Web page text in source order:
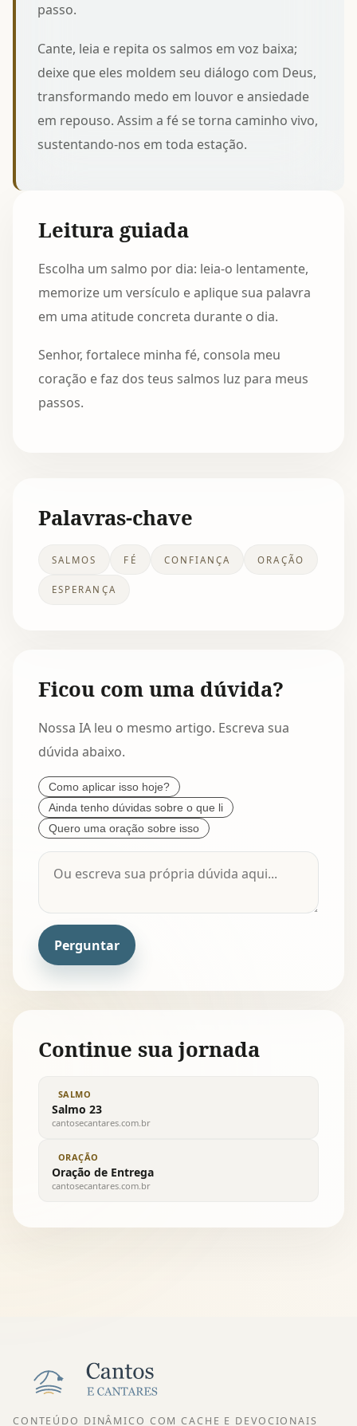
passo.
Cante, leia e repita os salmos em voz baixa;
deixe que eles moldem seu diálogo com Deus,
transformando medo em louvor e ansiedade
em repouso. Assim a fé se torna caminho vivo,
sustentando-nos em toda estação.
Leitura guiada
Escolha um salmo por dia: leia-o lentamente,
memorize um versículo e aplique sua palavra
em uma atitude concreta durante o dia.
Senhor, fortalece minha fé, consola meu
coração e faz dos teus salmos luz para meus
passos.
Palavras-chave
SALMOS FÉ CONFIANÇA ORAÇÃO
ESPERANÇA
Ficou com uma dúvida?
Nossa IA leu o mesmo artigo. Escreva sua
dúvida abaixo.
Como aplicar isso hoje?
Ainda tenho dúvidas sobre o que li
Quero uma oração sobre isso
Perguntar
Continue sua jornada
SALMO
Salmo 23
cantosecantares.com.br
ORAÇÃO
Oração de Entrega
cantosecantares.com.br
CONTEÚDO DINÂMICO COM CACHE E DEVOCIONAIS